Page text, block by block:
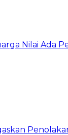
Nilai Ada